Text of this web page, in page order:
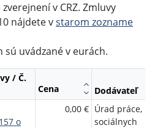
v CRZ. Zmluvy
nájdete vstarom zozname
sú uvádzané v eurách.
/ Č.
Cena Dodávateľ
o
0,00 € Úrad práce,
sociálnych